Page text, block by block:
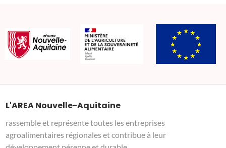
L'AREA Nouvelle-Aquitaine
rassemble et représente toutes les entreprises
agroalimentaires régionales et contribue à leur